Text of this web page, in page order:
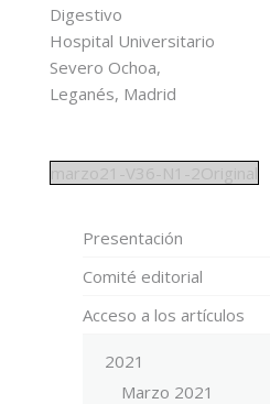
Digestivo
Hospital Universitario
Severo Ochoa,
Leganés, Madrid
marzo21-V36-N1-2Original
Presentación
Comité editorial
Acceso a los artículos
2021
Marzo 2021